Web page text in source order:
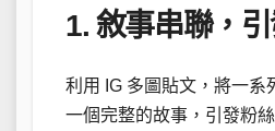
1. 敘事串聯，
利用 IG 多圖貼文，將一系
一個完整的故事，引發粉